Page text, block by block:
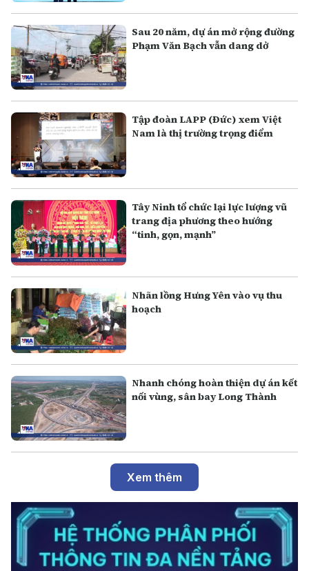
Sau 20 năm, dự án mở rộng đường
Phạm Văn Bạch vẫn dang dở
Tập đoàn LAPP (Đức) xem Việt
Nam là thị trường trọng điểm
Tây Ninh tổ chức lại lực lượng vũ
trang địa phương theo hướng
“tinh, gọn, mạnh”
Nhãn lồng Hưng Yên vào vụ thu
hoạch
Nhanh chóng hoàn thiện dự án kết
nối vùng, sân bay Long Thành
Xem thêm